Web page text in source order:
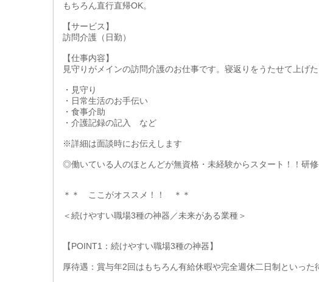
もちろん直行直帰OK。
【サービス】
訪問介護（日勤）
【仕事内容】
見守りがメインの訪問介護のお仕事です。寝返りをうたせて上げ
・見守り
・日常生活のお手伝い
・食事介助
・介護記録の記入 など
※詳細は面談時にお伝えします
◎働いている人のほとんどが無資格・未経験からスタート！！研
＊＊ ここがオススメ！！ ＊＊
＜続けやすい職場3種の神器／未来がある業種＞
【POINT1：続けやすい職場3種の神器】
厚待遇：賞与年2回はもちろん有給休暇や完全週休二日制といった